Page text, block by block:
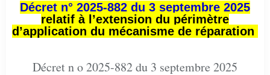
Décret n° 2025-882 du 3 septembre 2025
relatif à l’extension du périmètre
d’application du mécanisme de réparation
Décret n o 2025-882 du 3 septembre 2025